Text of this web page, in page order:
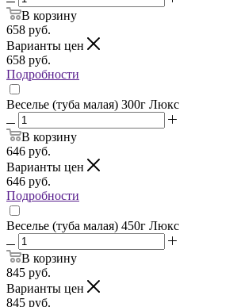
В корзину
658 руб.
Варианты цен
658 руб.
Подробности
Веселье (туба малая) 300г Люкс
В корзину
646 руб.
Варианты цен
646 руб.
Подробности
Веселье (туба малая) 450г Люкс
В корзину
845 руб.
Варианты цен
845 руб.